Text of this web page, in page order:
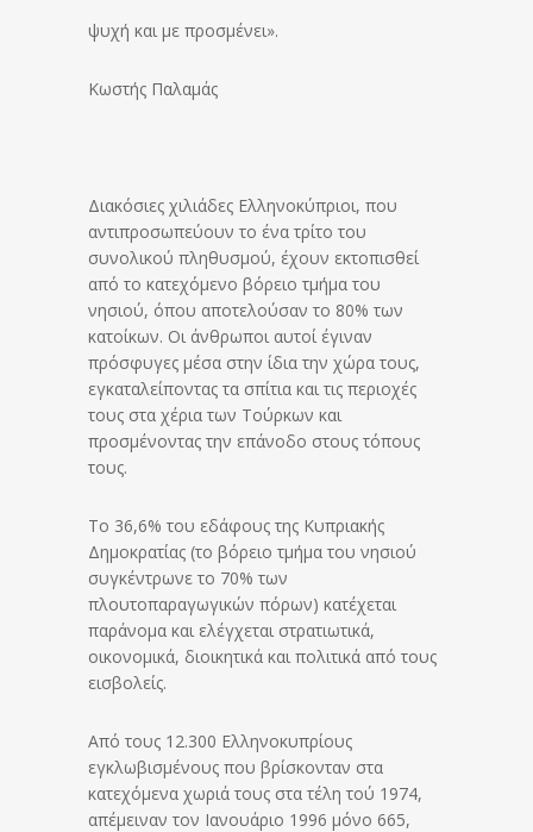
ψυχή και με προσμένει».
Κωστής Παλαμάς
Διακόσιες χιλιάδες Ελληνοκύπριοι, που
αντιπροσωπεύουν το ένα τρίτο του
συνολικού πληθυσμού, έχουν εκτοπισθεί
από το κατεχόμενο βόρειο τμήμα του
νησιού, όπου αποτελούσαν το 80% των
κατοίκων. Οι άνθρωποι αυτοί έγιναν
πρόσφυγες μέσα στην ίδια την χώρα τους,
εγκαταλείποντας τα σπίτια και τις περιοχές
τους στα χέρια των Τούρκων και
προσμένοντας την επάνοδο στους τόπους
τους.
Το 36,6% του εδάφους της Κυπριακής
Δημοκρατίας (το βόρειο τμήμα του νησιού
συγκέντρωνε το 70% των
πλουτοπαραγωγικών πόρων) κατέχεται
παράνομα και ελέγχεται στρατιωτικά,
οικονομικά, διοικητικά και πολιτικά από τους
εισβολείς.
Από τους 12.300 Ελληνοκυπρίους
εγκλωβισμένους που βρίσκονταν στα
κατεχόμενα χωριά τους στα τέλη τού 1974,
απέμειναν τον Ιανουάριο 1996 μόνο 665,